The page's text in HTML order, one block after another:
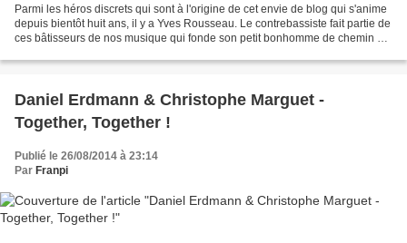
Parmi les héros discrets qui sont à l'origine de cet envie de blog qui s'anime
depuis bientôt huit ans, il y a Yves Rousseau. Le contrebassiste fait partie de
ces bâtisseurs de nos musique qui fonde son petit bonhomme de chemin à
Daniel Erdmann & Christophe Marguet -
Together, Together !
Publié le 26/08/2014 à 23:14
Par Franpi